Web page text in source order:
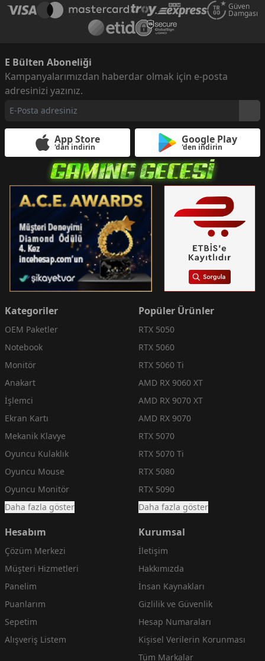
Güven
Damgası
E Bülten Aboneliği
Kampanyalarımızdan haberdar olmak için e-posta
adresinizi yazınız.
App Store
'dan indirin
Google Play
'den indirin
Kategoriler
OEM Paketler
Notebook
Monitör
Anakart
İşlemci
Ekran Kartı
Mekanik Klavye
Oyuncu Kulaklık
Oyuncu Mouse
Oyuncu Monitör
Daha fazla göster
Popüler Ürünler
RTX 5050
RTX 5060
RTX 5060 Ti
AMD RX 9060 XT
AMD RX 9070 XT
AMD RX 9070
RTX 5070
RTX 5070 Ti
RTX 5080
RTX 5090
Daha fazla göster
Hesabım
Çözüm Merkezi
Müşteri Hizmetleri
Panelim
Puanlarım
Sepetim
Alışveriş Listem
Kurumsal
İletişim
Hakkımızda
İnsan Kaynakları
Gizlilik ve Güvenlik
Hesap Numaraları
Kişisel Verilerin Korunması
Tüm Markalar